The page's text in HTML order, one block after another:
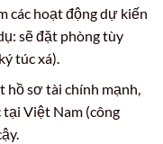
các hoạt động dự kiến
sẽ đặt phòng tùy
túc xá).
hồ sơ tài chính mạnh,
tại Việt Nam (công